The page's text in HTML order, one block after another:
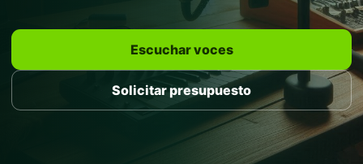
Escuchar voces
Solicitar presupuesto